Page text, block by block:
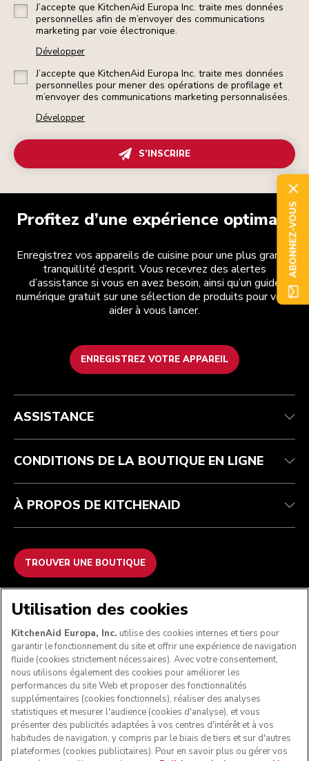
J’accepte que KitchenAid Europa Inc. traite mes données
personnelles afin de m’envoyer des communications
marketing par voie électronique.
Développer
J’accepte que KitchenAid Europa Inc. traite mes données
personnelles pour mener des opérations de profilage et
m’envoyer des communications marketing personnalisées.
Développer
S’INSCRIRE
Profitez d’une expérience optimale
Enregistrez vos appareils de cuisine pour une plus grande
tranquillité d’esprit. Vous recevrez des alertes
d’assistance si vous en avez besoin, ainsi qu’un guide
numérique gratuit sur une sélection de produits pour vous
aider à vous lancer.
ENREGISTREZ VOTRE APPAREIL
Health Check
Suivez votre commande
Garantie et documents
Recupel
Conditions générales de vente
Retours et remboursements
Imprint
ODR
La marque
Trouver une boutique
ASSISTANCE
CONDITIONS DE LA BOUTIQUE EN LIGNE
À PROPOS DE KITCHENAID
TROUVER UNE BOUTIQUE
NOUS ACCEPTONS
SUIVEZ-NOUS
ABONNEZ-VOUS
Utilisation des cookies
KitchenAid Europa, Inc. utilise des cookies internes et tiers pour
garantir le fonctionnement du site et offrir une expérience de navigation
fluide (cookies strictement nécessaires). Avec votre consentement,
nous utilisons également des cookies pour améliorer les
performances du site Web et proposer des fonctionnalités
supplémentaires (cookies fonctionnels), réaliser des analyses
statistiques et mesurer l'audience (cookies d'analyse), et vous
présenter des publicités adaptées à vos centres d'intérêt et à vos
habitudes de navigation, y compris par le biais de tiers et sur d'autres
plateformes (cookies publicitaires). Pour en savoir plus ou gérer vos